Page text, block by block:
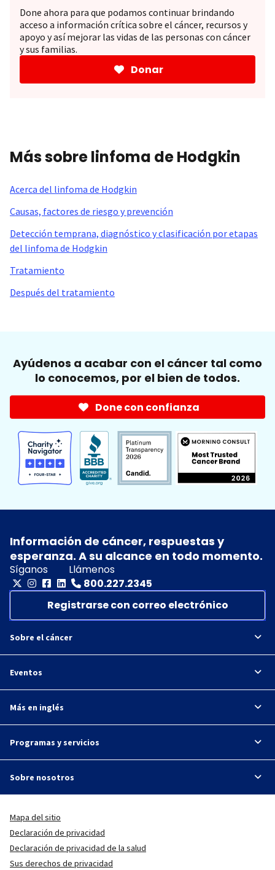
Done ahora para que podamos continuar brindando
acceso a información crítica sobre el cáncer, recursos y
apoyo y así mejorar las vidas de las personas con cáncer
y sus familias.
Donar
Más sobre linfoma de Hodgkin
Acerca del linfoma de Hodgkin
Causas, factores de riesgo y prevención
Detección temprana, diagnóstico y clasificación por etapas
del linfoma de Hodgkin
Tratamiento
Después del tratamiento
Ayúdenos a acabar con el cáncer tal como
lo conocemos, por el bien de todos.
Done con confianza
Información de cáncer, respuestas y
esperanza. A su alcance en todo momento.
Síganos
Llámenos
800.227.2345
Registrarse con correo electrónico
Sobre el cáncer
Eventos
Más en inglés
Programas y servicios
Sobre nosotros
Mapa del sitio
Declaración de privacidad
Declaración de privacidad de la salud
Sus derechos de privacidad